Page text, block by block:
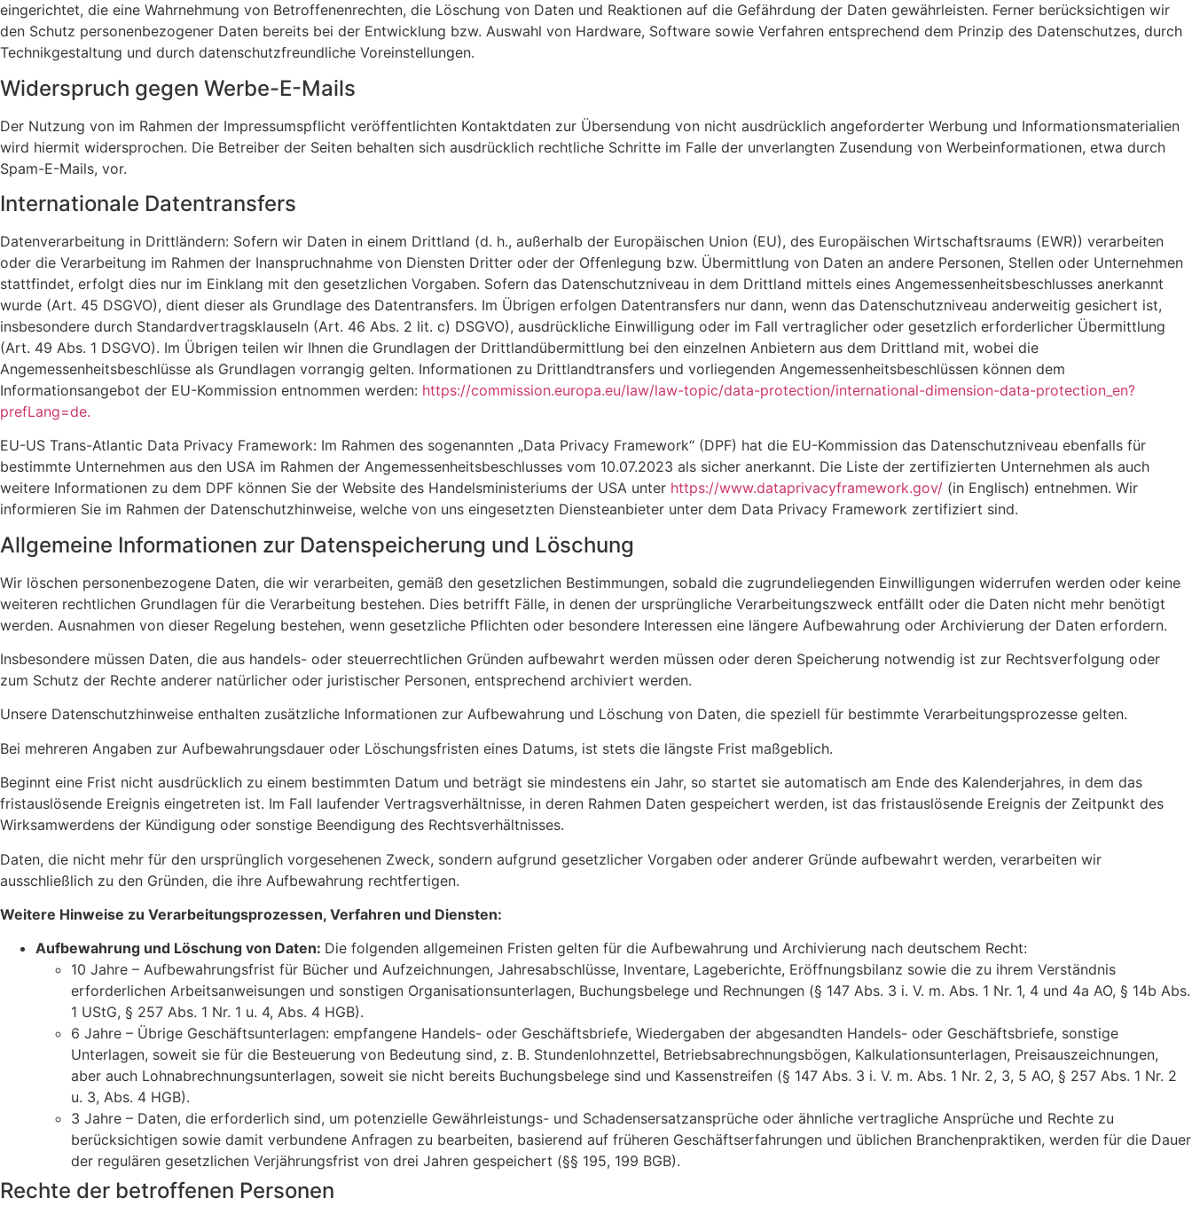
eingerichtet, die eine Wahrnehmung von Betroffenenrechten, die Löschung von Daten und Reaktionen auf die Gefährdung der Daten gewährleisten. Ferner berücksichtigen wir
den Schutz personenbezogener Daten bereits bei der Entwicklung bzw. Auswahl von Hardware, Software sowie Verfahren entsprechend dem Prinzip des Datenschutzes, durch
Technikgestaltung und durch datenschutzfreundliche Voreinstellungen.
Widerspruch gegen Werbe-E-Mails
Der Nutzung von im Rahmen der Impressumspflicht veröffentlichten Kontaktdaten zur Übersendung von nicht ausdrücklich angeforderter Werbung und Informationsmaterialien
wird hiermit widersprochen. Die Betreiber der Seiten behalten sich ausdrücklich rechtliche Schritte im Falle der unverlangten Zusendung von Werbeinformationen, etwa durch
Spam-E-Mails, vor.
Internationale Datentransfers
Datenverarbeitung in Drittländern: Sofern wir Daten in einem Drittland (d. h., außerhalb der Europäischen Union (EU), des Europäischen Wirtschaftsraums (EWR)) verarbeiten
oder die Verarbeitung im Rahmen der Inanspruchnahme von Diensten Dritter oder der Offenlegung bzw. Übermittlung von Daten an andere Personen, Stellen oder Unternehmen
stattfindet, erfolgt dies nur im Einklang mit den gesetzlichen Vorgaben. Sofern das Datenschutzniveau in dem Drittland mittels eines Angemessenheitsbeschlusses anerkannt
wurde (Art. 45 DSGVO), dient dieser als Grundlage des Datentransfers. Im Übrigen erfolgen Datentransfers nur dann, wenn das Datenschutzniveau anderweitig gesichert ist,
insbesondere durch Standardvertragsklauseln (Art. 46 Abs. 2 lit. c) DSGVO), ausdrückliche Einwilligung oder im Fall vertraglicher oder gesetzlich erforderlicher Übermittlung
(Art. 49 Abs. 1 DSGVO). Im Übrigen teilen wir Ihnen die Grundlagen der Drittlandübermittlung bei den einzelnen Anbietern aus dem Drittland mit, wobei die
Angemessenheitsbeschlüsse als Grundlagen vorrangig gelten. Informationen zu Drittlandtransfers und vorliegenden Angemessenheitsbeschlüssen können dem
Informationsangebot der EU-Kommission entnommen werden: https://commission.europa.eu/law/law-topic/data-protection/international-dimension-data-protection_en?
prefLang=de.
EU-US Trans-Atlantic Data Privacy Framework: Im Rahmen des sogenannten „Data Privacy Framework“ (DPF) hat die EU-Kommission das Datenschutzniveau ebenfalls für
bestimmte Unternehmen aus den USA im Rahmen der Angemessenheitsbeschlusses vom 10.07.2023 als sicher anerkannt. Die Liste der zertifizierten Unternehmen als auch
weitere Informationen zu dem DPF können Sie der Website des Handelsministeriums der USA unter https://www.dataprivacyframework.gov/ (in Englisch) entnehmen. Wir
informieren Sie im Rahmen der Datenschutzhinweise, welche von uns eingesetzten Diensteanbieter unter dem Data Privacy Framework zertifiziert sind.
Allgemeine Informationen zur Datenspeicherung und Löschung
Wir löschen personenbezogene Daten, die wir verarbeiten, gemäß den gesetzlichen Bestimmungen, sobald die zugrundeliegenden Einwilligungen widerrufen werden oder keine
weiteren rechtlichen Grundlagen für die Verarbeitung bestehen. Dies betrifft Fälle, in denen der ursprüngliche Verarbeitungszweck entfällt oder die Daten nicht mehr benötigt
werden. Ausnahmen von dieser Regelung bestehen, wenn gesetzliche Pflichten oder besondere Interessen eine längere Aufbewahrung oder Archivierung der Daten erfordern.
Insbesondere müssen Daten, die aus handels- oder steuerrechtlichen Gründen aufbewahrt werden müssen oder deren Speicherung notwendig ist zur Rechtsverfolgung oder
zum Schutz der Rechte anderer natürlicher oder juristischer Personen, entsprechend archiviert werden.
Unsere Datenschutzhinweise enthalten zusätzliche Informationen zur Aufbewahrung und Löschung von Daten, die speziell für bestimmte Verarbeitungsprozesse gelten.
Bei mehreren Angaben zur Aufbewahrungsdauer oder Löschungsfristen eines Datums, ist stets die längste Frist maßgeblich.
Beginnt eine Frist nicht ausdrücklich zu einem bestimmten Datum und beträgt sie mindestens ein Jahr, so startet sie automatisch am Ende des Kalenderjahres, in dem das
fristauslösende Ereignis eingetreten ist. Im Fall laufender Vertragsverhältnisse, in deren Rahmen Daten gespeichert werden, ist das fristauslösende Ereignis der Zeitpunkt des
Wirksamwerdens der Kündigung oder sonstige Beendigung des Rechtsverhältnisses.
Daten, die nicht mehr für den ursprünglich vorgesehenen Zweck, sondern aufgrund gesetzlicher Vorgaben oder anderer Gründe aufbewahrt werden, verarbeiten wir
ausschließlich zu den Gründen, die ihre Aufbewahrung rechtfertigen.
Weitere Hinweise zu Verarbeitungsprozessen, Verfahren und Diensten:
Aufbewahrung und Löschung von Daten: Die folgenden allgemeinen Fristen gelten für die Aufbewahrung und Archivierung nach deutschem Recht:
10 Jahre – Aufbewahrungsfrist für Bücher und Aufzeichnungen, Jahresabschlüsse, Inventare, Lageberichte, Eröffnungsbilanz sowie die zu ihrem Verständnis
erforderlichen Arbeitsanweisungen und sonstigen Organisationsunterlagen, Buchungsbelege und Rechnungen (§ 147 Abs. 3 i. V. m. Abs. 1 Nr. 1, 4 und 4a AO, § 14b Abs.
1 UStG, § 257 Abs. 1 Nr. 1 u. 4, Abs. 4 HGB).
6 Jahre – Übrige Geschäftsunterlagen: empfangene Handels- oder Geschäftsbriefe, Wiedergaben der abgesandten Handels- oder Geschäftsbriefe, sonstige
Unterlagen, soweit sie für die Besteuerung von Bedeutung sind, z. B. Stundenlohnzettel, Betriebsabrechnungsbögen, Kalkulationsunterlagen, Preisauszeichnungen,
aber auch Lohnabrechnungsunterlagen, soweit sie nicht bereits Buchungsbelege sind und Kassenstreifen (§ 147 Abs. 3 i. V. m. Abs. 1 Nr. 2, 3, 5 AO, § 257 Abs. 1 Nr. 2
u. 3, Abs. 4 HGB).
3 Jahre – Daten, die erforderlich sind, um potenzielle Gewährleistungs- und Schadensersatzansprüche oder ähnliche vertragliche Ansprüche und Rechte zu
berücksichtigen sowie damit verbundene Anfragen zu bearbeiten, basierend auf früheren Geschäftserfahrungen und üblichen Branchenpraktiken, werden für die Dauer
der regulären gesetzlichen Verjährungsfrist von drei Jahren gespeichert (§§ 195, 199 BGB).
Rechte der betroffenen Personen